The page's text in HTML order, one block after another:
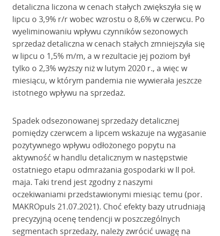
detaliczna liczona w cenach stałych zwiększyła się w
lipcu o 3,9% r/r wobec wzrostu o 8,6% w czerwcu. Po
wyeliminowaniu wpływu czynników sezonowych
sprzedaż detaliczna w cenach stałych zmniejszyła się
w lipcu o 1,5% m/m, a w rezultacie jej poziom był
tylko o 2,3% wyższy niż w lutym 2020 r., a więc w
miesiącu, w którym pandemia nie wywierała jeszcze
istotnego wpływu na sprzedaż.
Spadek odsezonowanej sprzedaży detalicznej
pomiędzy czerwcem a lipcem wskazuje na wygasanie
pozytywnego wpływu odłożonego popytu na
aktywność w handlu detalicznym w następstwie
ostatniego etapu odmrażania gospodarki w II poł.
maja. Taki trend jest zgodny z naszymi
oczekiwaniami przedstawionymi miesiąc temu (por.
MAKROpuls 21.07.2021). Choć efekty bazy utrudniają
precyzyjną ocenę tendencji w poszczególnych
segmentach sprzedaży, należy zwrócić uwagę na